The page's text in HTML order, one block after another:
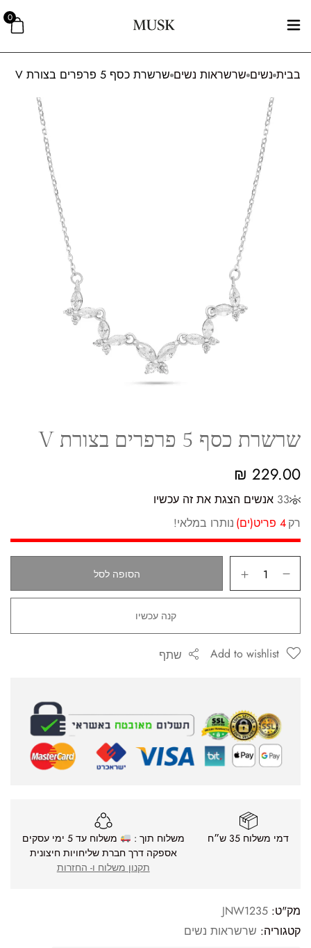
0
בבית נשים שרשראות נשים שרשרת כסף 5 פרפרים בצורת V
שרשרת כסף 5 פרפרים בצורת V
229.00
₪
33 אנשים הצגת את זה עכשיו
רק4 פריט(ים) נותרו במלאי!
הסופה לסל
קנה עכשיו
Add to wishlist שתף
דמי משלוח 35 ש״ח משלוח תוך :
משלוח עד 5 ימי עסקים
אספקה דרך חברת שליחויות חיצונית
תקנון משלוח ו- החזרות
מק"ט: JNW1235
קטגוריה: שרשראות נשים